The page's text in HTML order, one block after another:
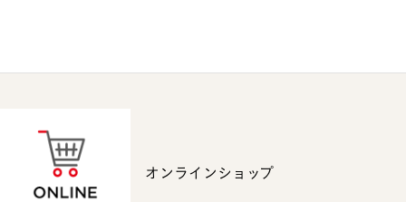
オンラインショップ